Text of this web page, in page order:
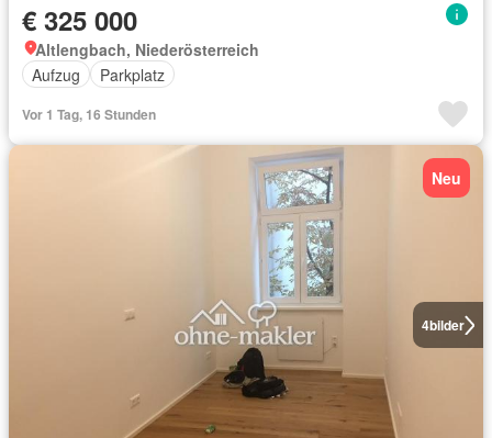
€ 325 000
Altlengbach, Niederösterreich
Aufzug
Parkplatz
Vor 1 Tag, 16 Stunden
4bilder
Neu